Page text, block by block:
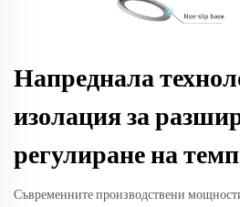
Напреднала
изолация за
регулиране на
Съвременните производствени